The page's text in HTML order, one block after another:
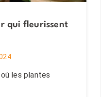
qui fleurissent
les plantes